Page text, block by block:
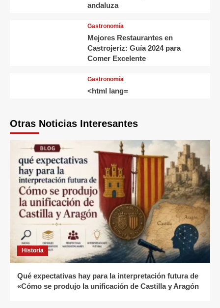
andaluza
Gastronomía
Mejores Restaurantes en
Castrojeriz: Guía 2024 para
Comer Excelente
Gastronomía
<html lang=
Otras Noticias Interesantes
Historia
Qué expectativas hay para la interpretación futura de
«Cómo se produjo la unificación de Castilla y Aragón